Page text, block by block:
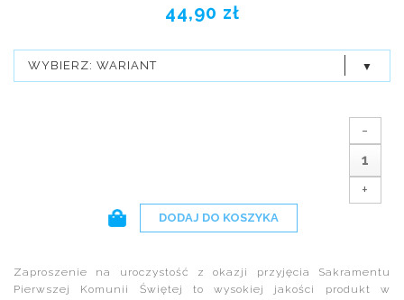
44,90 zł
WYBIERZ: WARIANT
-
+
DODAJ DO KOSZYKA
Zaproszenie na uroczystość z okazji przyjęcia Sakramentu
Pierwszej Komunii Świętej to wysokiej jakości produkt w